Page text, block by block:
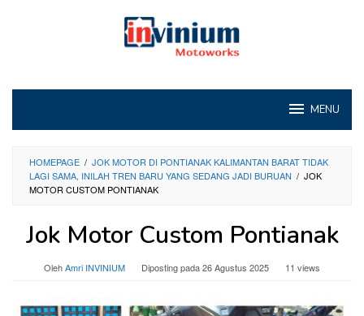
MENU
HOMEPAGE / JOK MOTOR DI PONTIANAK KALIMANTAN BARAT TIDAK
LAGI SAMA, INILAH TREN BARU YANG SEDANG JADI BURUAN / JOK
MOTOR CUSTOM PONTIANAK
Jok Motor Custom Pontianak
OlehAmri INVINIUM Diposting pada26 Agustus 2025 11 views